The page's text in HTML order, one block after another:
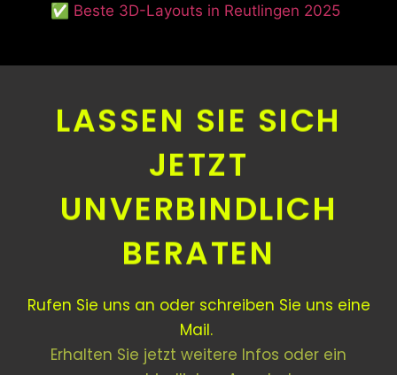
✅ Beste 3D-Layouts in Reutlingen 2025
LASSEN SIE SICH
JETZT
UNVERBINDLICH
BERATEN
Rufen Sie uns an oder schreiben Sie uns eine
Mail.
Erhalten Sie jetzt weitere Infos oder ein